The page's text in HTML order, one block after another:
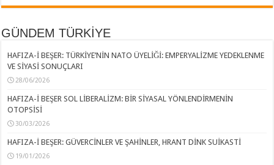
GÜNDEM TÜRKİYE
HAFIZA-İ BEŞER: TÜRKİYE’NİN NATO ÜYELİĞİ: EMPERYALİZME YEDEKLENME
VE SİYASİ SONUÇLARI
28/06/2026
HAFIZA-İ BEŞER SOL LİBERALİZM: BİR SİYASAL YÖNLENDİRMENİN
OTOPSİSİ
30/03/2026
HAFIZA-İ BEŞER: GÜVERCİNLER VE ŞAHİNLER, HRANT DİNK SUİKASTİ
19/01/2026